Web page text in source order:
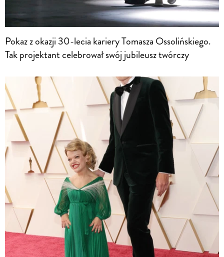
Pokaz z okazji 30-lecia kariery Tomasza Ossolińskiego.
Tak projektant celebrował swój jubileusz twórczy